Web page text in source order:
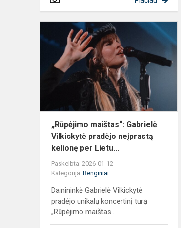
„Rūpėjimo maištas“: Gabrielė
Vilkickytė pradėjo neįprastą
kelionę per Lietu...
Paskelbta: 2026-01-12
Kategorija: Renginiai
Dainininkė Gabrielė Vilkickytė
pradėjo unikalų koncertinį turą
„Rūpėjimo maištas...